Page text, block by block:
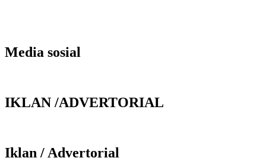
Media sosial
IKLAN /ADVERTORIAL
Iklan / Advertorial